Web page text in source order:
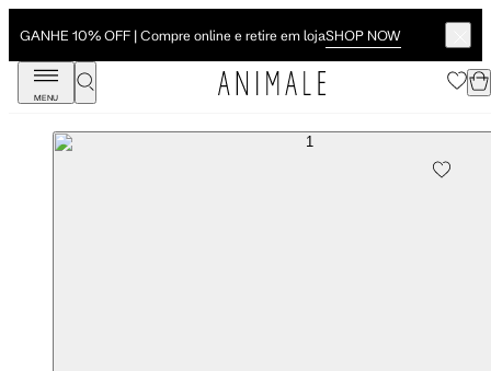
GANHE 10% OFF | Compre online e retire em lojaSHOP NOW
MENU